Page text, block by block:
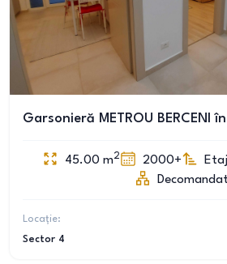
Garsonieră METROU BERCENI
45.00 m2 2000+
Locație:
Sector 4